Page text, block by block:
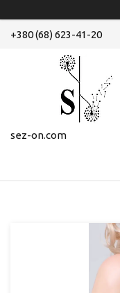
+380 (68) 623-41-20
sez-on.com